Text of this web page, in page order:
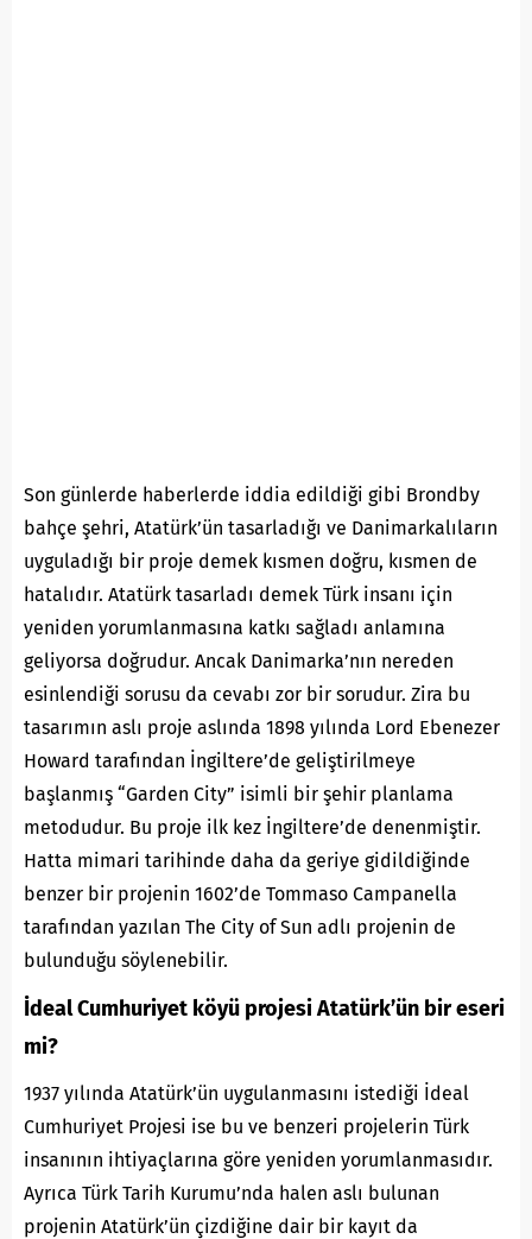
Son günlerde haberlerde iddia edildiği gibi Brondby
bahçe şehri, Atatürk’ün tasarladığı ve Danimarkalıların
uyguladığı bir proje demek kısmen doğru, kısmen de
hatalıdır. Atatürk tasarladı demek Türk insanı için
yeniden yorumlanmasına katkı sağladı anlamına
geliyorsa doğrudur. Ancak Danimarka’nın nereden
esinlendiği sorusu da cevabı zor bir sorudur. Zira bu
tasarımın aslı proje aslında 1898 yılında Lord Ebenezer
Howard tarafından İngiltere’de geliştirilmeye
başlanmış “Garden City” isimli bir şehir planlama
metodudur. Bu proje ilk kez İngiltere’de denenmiştir.
Hatta mimari tarihinde daha da geriye gidildiğinde
benzer bir projenin 1602’de Tommaso Campanella
tarafından yazılan The City of Sun adlı projenin de
bulunduğu söylenebilir.
İdeal Cumhuriyet köyü projesi Atatürk’ün bir eseri
mi?
1937 yılında Atatürk’ün uygulanmasını istediği İdeal
Cumhuriyet Projesi ise bu ve benzeri projelerin Türk
insanının ihtiyaçlarına göre yeniden yorumlanmasıdır.
Ayrıca Türk Tarih Kurumu’nda halen aslı bulunan
projenin Atatürk’ün çizdiğine dair bir kayıt da